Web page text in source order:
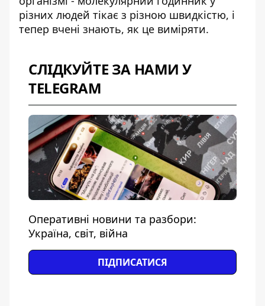
різних людей тікає з різною швидкістю, і
тепер вчені знають, як це виміряти.
СЛІДКУЙТЕ ЗА НАМИ У
TELEGRAM
Оперативні новини та разбори:
Україна, світ, війна
ПІДПИСАТИСЯ